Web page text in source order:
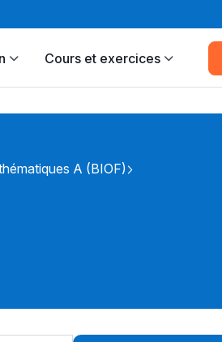
Cours et exercices
A (BIOF)